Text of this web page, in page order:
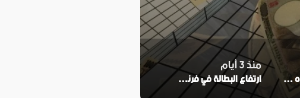
النفط يمحو خسائره و«برنت» فوق 81 دولاراً
منذ 3 أيام
ارتفاع البطالة في فرنسا خلال الربع الثاني إلى أعلى معدلاتها منذ أواخر 2020